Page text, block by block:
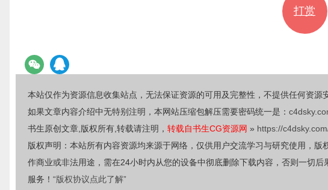
打赏
本站仅作为资源信息收集站点，无法保证资源的可用及完整性，不提供任何资源
如果文章内容介绍中无特别注明，本网站压缩包解压需要密码统一是：
书生原创文章,版权所有,转载请注明， 转载自书生CG资源网 » https://
版权声明：本站所有内容资源均来源于网络，仅供用户交流学习与研究使用，
作商业或非法用途，需在24小时内从您的设备中彻底删除下载内容，否则一切
服务！ “版权协议点此了解”